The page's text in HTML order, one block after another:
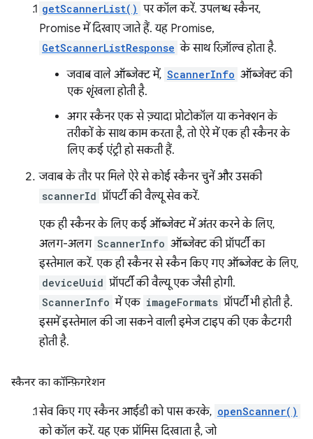
getScannerList() पर कॉल करें. उपलब्ध स्कैनर,
Promise में दिखाए जाते हैं. यह Promise,
GetScannerListResponse के साथ रिज़ॉल्व होता है.
जवाब वाले ऑब्जेक्ट में, ScannerInfo ऑब्जेक्ट की
एक शृंखला होती है.
अगर स्कैनर एक से ज़्यादा प्रोटोकॉल या कनेक्शन के
तरीकों के साथ काम करता है, तो ऐरे में एक ही स्कैनर के
लिए कई एंट्री हो सकती हैं.
जवाब के तौर पर मिले ऐरे से कोई स्कैनर चुनें और उसकी
scannerId प्रॉपर्टी की वैल्यू सेव करें.
एक ही स्कैनर के लिए कई ऑब्जेक्ट में अंतर करने के लिए,
अलग-अलग ScannerInfo ऑब्जेक्ट की प्रॉपर्टी का
इस्तेमाल करें. एक ही स्कैनर से स्कैन किए गए ऑब्जेक्ट के लिए,
deviceUuid प्रॉपर्टी की वैल्यू एक जैसी होगी.
ScannerInfo में एक imageFormats प्रॉपर्टी भी होती है.
इसमें इस्तेमाल की जा सकने वाली इमेज टाइप की एक कैटगरी
होती है.
स्कैनर का कॉन्फ़िगरेशन
सेव किए गए स्कैनर आईडी को पास करके, openScanner()
को कॉल करें. यह एक प्रॉमिस दिखाता है, जो